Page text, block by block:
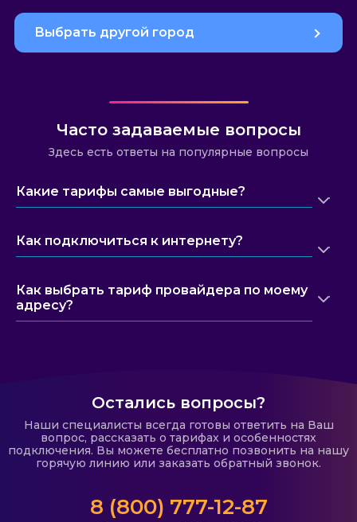
Выбрать другой город
Часто задаваемые вопросы
Здесь есть ответы на популярные вопросы
Какие тарифы самые выгодные?
Как подключиться к интернету?
Как выбрать тариф провайдера по моему
адресу?
Остались вопросы?
Наши специалисты всегда готовы ответить на Ваш
вопрос, рассказать о тарифах и особенностях
подключения. Вы можете бесплатно позвонить на нашу
горячую линию или заказать обратный звонок.
8 (800) 777-12-87